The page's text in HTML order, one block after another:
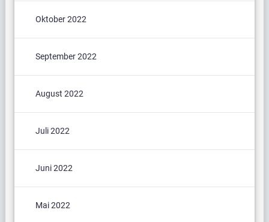
Oktober 2022
September 2022
August 2022
Juli 2022
Juni 2022
Mai 2022